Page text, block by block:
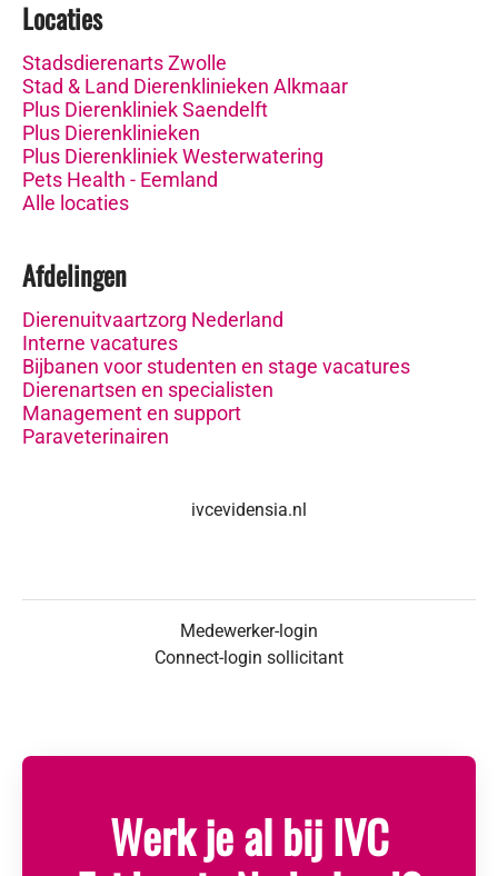
Locaties
Stadsdierenarts Zwolle
Stad & Land Dierenklinieken Alkmaar
Plus Dierenkliniek Saendelft
Plus Dierenklinieken
Plus Dierenkliniek Westerwatering
Pets Health - Eemland
Alle locaties
Afdelingen
Dierenuitvaartzorg Nederland
Interne vacatures
Bijbanen voor studenten en stage vacatures
Dierenartsen en specialisten
Management en support
Paraveterinairen
ivcevidensia.nl
Medewerker-login
Connect-login sollicitant
Werk je al bij IVC